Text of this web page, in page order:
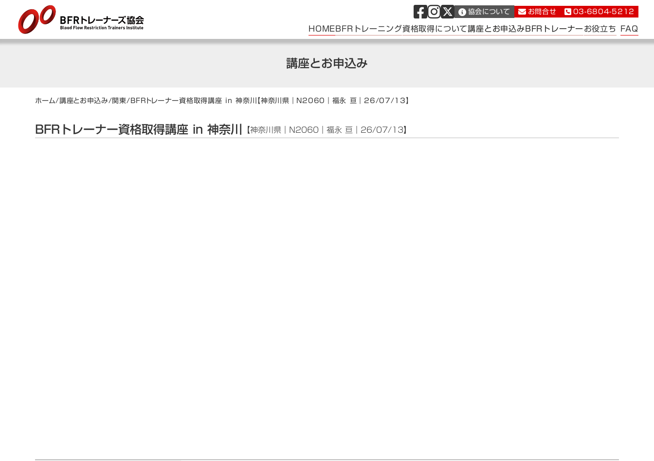
講座とお申込み
ホーム/講座とお申込み/関東/BFRトレーナー資格取得講座 in 神奈川【神奈川県｜N2060｜福永 亘｜26/07/13】
BFRトレーナー資格取得講座 in 神奈川 【神奈川県｜N2060｜福永 亘｜26/07/13】
協会について お問合せ 03-6804-5212
HOMEBFRトレーニング資格取得について講座とお申込みBFRトレーナーお役立ち FAQ